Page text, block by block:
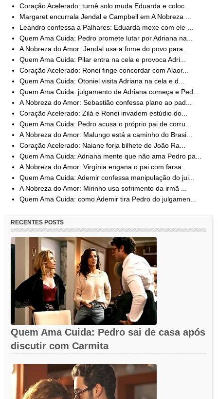
Coração Acelerado: turnê solo muda Eduarda e coloc...
Margaret encurrala Jendal e Campbell em A Nobreza ...
Leandro confessa a Palhares: Eduarda mexe com ele ...
Quem Ama Cuida: Pedro promete lutar por Adriana na...
A Nobreza do Amor: Jendal usa a fome do povo para ...
Quem Ama Cuida: Pilar entra na cela e provoca Adri...
Coração Acelerado: Ronei finge concordar com Alaor...
Quem Ama Cuida: Otoniel visita Adriana na cela e d...
Quem Ama Cuida: julgamento de Adriana começa e Ped...
A Nobreza do Amor: Sebastião confessa plano ao pad...
Coração Acelerado: Zilá e Ronei invadem estúdio do...
Quem Ama Cuida: Pedro acusa o próprio pai de corru...
A Nobreza do Amor: Malungo está a caminho do Brasi...
Coração Acelerado: Naiane forja bilhete de João Ra...
Quem Ama Cuida: Adriana mente que não ama Pedro pa...
A Nobreza do Amor: Virgínia engana o pai com farsa...
Quem Ama Cuida: Ademir confessa manipulação do jui...
A Nobreza do Amor: Mirinho usa sofrimento da irmã ...
Quem Ama Cuida: como Ademir tira Pedro do julgamen...
RECENTES POSTS
Quem Ama Cuida: Pedro sai de casa após
discutir com Carmita